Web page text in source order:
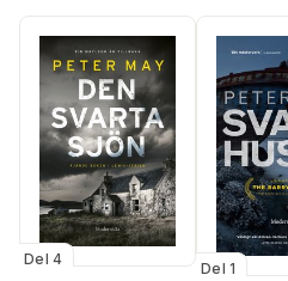
Del 4
Del 1